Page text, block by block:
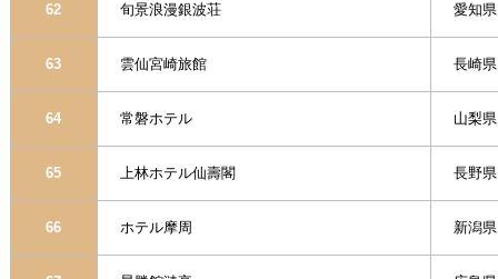
62 旬景浪漫銀波荘 愛知
63 雲仙宮崎旅館 長崎
64 常磐ホテル 山梨
65 上林ホテル仙壽閣 長野
66 ホテル摩周 新潟